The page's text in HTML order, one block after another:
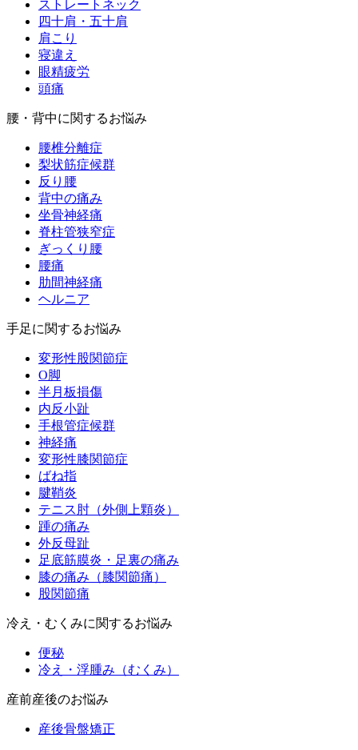
ストレートネック
四十肩・五十肩
肩こり
寝違え
眼精疲労
頭痛
腰・背中に関するお悩み
腰椎分離症
梨状筋症候群
反り腰
背中の痛み
坐骨神経痛
脊柱管狭窄症
ぎっくり腰
腰痛
肋間神経痛
ヘルニア
手足に関するお悩み
変形性股関節症
O脚
半月板損傷
内反小趾
手根管症候群
神経痛
変形性膝関節症
ばね指
腱鞘炎
テニス肘（外側上顆炎）
踵の痛み
外反母趾
足底筋膜炎・足裏の痛み
膝の痛み（膝関節痛）
股関節痛
冷え・むくみに関するお悩み
便秘
冷え・浮腫み（むくみ）
産前産後のお悩み
産後骨盤矯正